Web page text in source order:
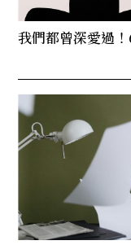
我們都曾深愛過